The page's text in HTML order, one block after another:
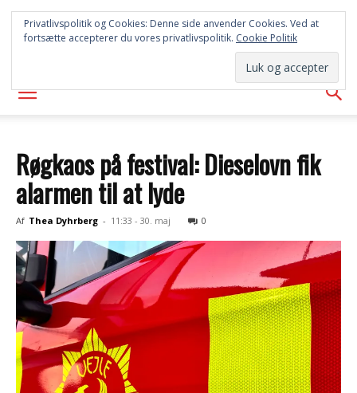
SYD
AVISEN
Røgkaos på festival: Dieselovn fik
alarmen til at lyde
Af Thea Dyhrberg - 11:33 - 30. maj 0
Privatlivspolitik og Cookies: Denne side anvender Cookies. Ved at
fortsætte accepterer du vores privatlivspolitik. Cookie Politik